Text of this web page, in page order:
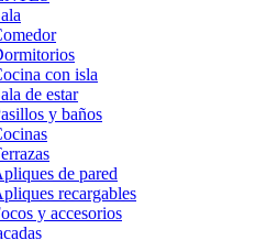
con isla
de estar
y baños
de pared
recargables
y accesorios